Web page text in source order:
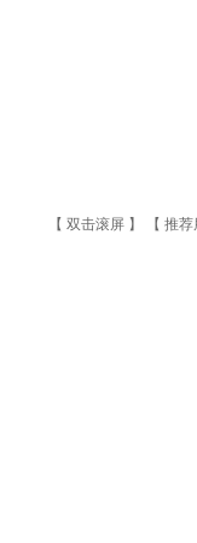
【 双击滚屏 】 【 推荐